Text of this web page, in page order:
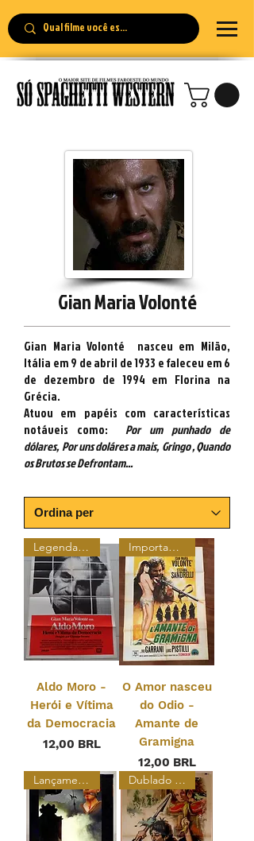
Gian Maria Volonté
Gian Maria Volonté nasceu em Milão,
Itália em9 de abril de 1933 e faleceu em6
de dezembro de 1994 em Florina na
Grécia.
Atuou em papéis com características
notáveis como:
Por um punhado de
dólares,Por uns doláres a mais,Gringo,Quando
os Brutos se Defrontam...
Legendado
Aldo Moro -
Herói e Vítima
da Democracia
Prezzo
12,00 BRL
Importado Original
O Amor nasceu
do Odio -
Amante de
Gramigna
Prezzo
12,00 BRL
Lançamento Legendado
Dublado e Legendado